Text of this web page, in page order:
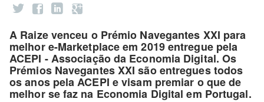
A Raize venceu o Prémio Navegantes XXI para
melhor e-Marketplace em 2019 entregue pela
ACEPI - Associação da Economia Digital. Os
Prémios Navegantes XXI são entregues todos
os anos pela ACEPI e visam premiar o que de
melhor se faz na Economia Digital em Portugal.